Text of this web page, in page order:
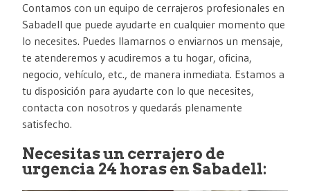
Contamos con un equipo de cerrajeros profesionales en
Sabadell que puede ayudarte en cualquier momento que
lo necesites. Puedes llamarnos o enviarnos un mensaje,
te atenderemos y acudiremos a tu hogar, oficina,
negocio, vehículo, etc., de manera inmediata. Estamos a
tu disposición para ayudarte con lo que necesites,
contacta con nosotros y quedarás plenamente
satisfecho.
Necesitas un cerrajero de
urgencia 24 horas en Sabadell: